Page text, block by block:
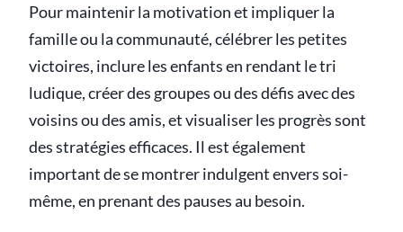
Pour maintenir la motivation et impliquer la
famille ou la communauté, célébrer les petites
victoires, inclure les enfants en rendant le tri
ludique, créer des groupes ou des défis avec des
voisins ou des amis, et visualiser les progrès sont
des stratégies efficaces. Il est également
important de se montrer indulgent envers soi-
même, en prenant des pauses au besoin.